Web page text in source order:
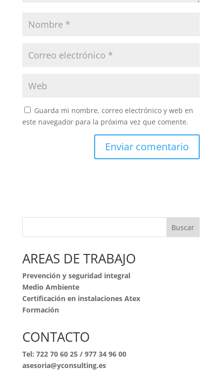
Guarda mi nombre, correo electrónico y web en
este navegador para la próxima vez que comente.
Buscar
AREAS DE TRABAJO
Prevención y seguridad integral
Medio Ambiente
Certificación en instalaciones Atex
Formación
CONTACTO
Tel: 722 70 60 25/ 977 34 96 00
asesoria@yconsulting.es